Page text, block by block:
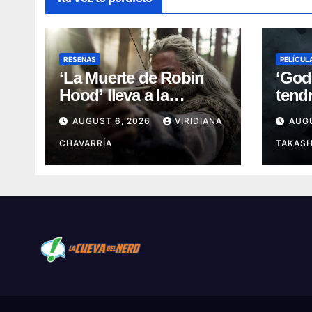
RESEÑAS
‘La Muerte de Robin
Hood’ lleva a la
leyenda a su capítulo
más oscuro (Reseña)
AUGUST 6, 2026 VIRIDIANA
CHAVARRÍA
de